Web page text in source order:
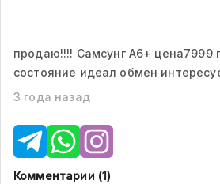
продаю!!!! Самсунг А6+ цена7999
состояние идеал обмен
3 года назад
Комментарии (1)